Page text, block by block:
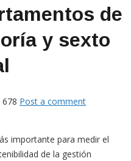
de
y sexto
678 Post a comment
importante para medir el
de la gestión